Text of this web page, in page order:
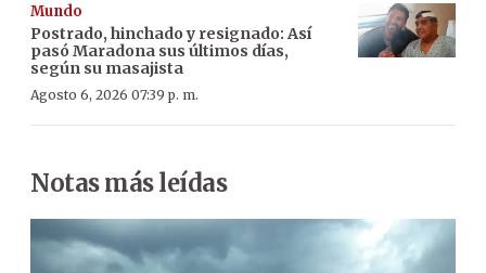
Mundo
Postrado, hinchado y resignado: Así
pasó Maradona sus últimos días,
según su masajista
Agosto 6, 2026 07:39 p. m.
Notas más leídas